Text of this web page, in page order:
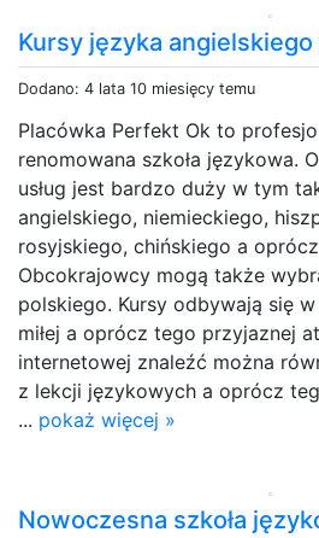
Kursy języka angielskiego
Dodano: 4 lata 10 miesięcy temu
Placówka Perfekt Ok to
renomowana szkoła językowa.
usług jest bardzo duży w tym
angielskiego, niemieckiego,
rosyjskiego, chińskiego a
Obcokrajowcy mogą także
polskiego. Kursy odbywają się
miłej a oprócz tego przyjaznej
internetowej znaleźć można
z lekcji językowych a oprócz
... pokaż więcej »
Nowoczesna szkoła